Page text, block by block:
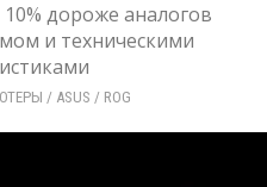
дороже аналогов
и техническими
/ ASUS / ROG